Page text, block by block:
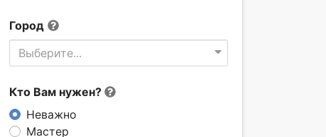
Город
Выберите...
Кто Вам нужен?
Неважно
Мастер